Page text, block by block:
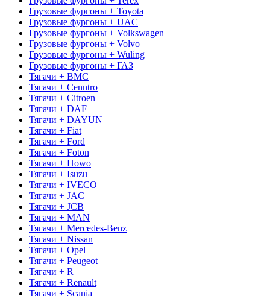
Грузовые фургоны + Toyota
Грузовые фургоны + UAC
Грузовые фургоны + Volkswagen
Грузовые фургоны + Volvo
Грузовые фургоны + Wuling
Грузовые фургоны + ГАЗ
Тягачи + BMC
Тягачи + Cenntro
Тягачи + Citroen
Тягачи + DAF
Тягачи + DAYUN
Тягачи + Fiat
Тягачи + Ford
Тягачи + Foton
Тягачи + Howo
Тягачи + Isuzu
Тягачи + IVECO
Тягачи + JAC
Тягачи + JCB
Тягачи + MAN
Тягачи + Mercedes-Benz
Тягачи + Nissan
Тягачи + Opel
Тягачи + Peugeot
Тягачи + R
Тягачи + Renault
Тягачи + Scania